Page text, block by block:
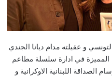
و عقيلته مدام ديانا الجندي
المميزة في ادارة سلسلة مطاعم
اللبنانية الاوكرانية و